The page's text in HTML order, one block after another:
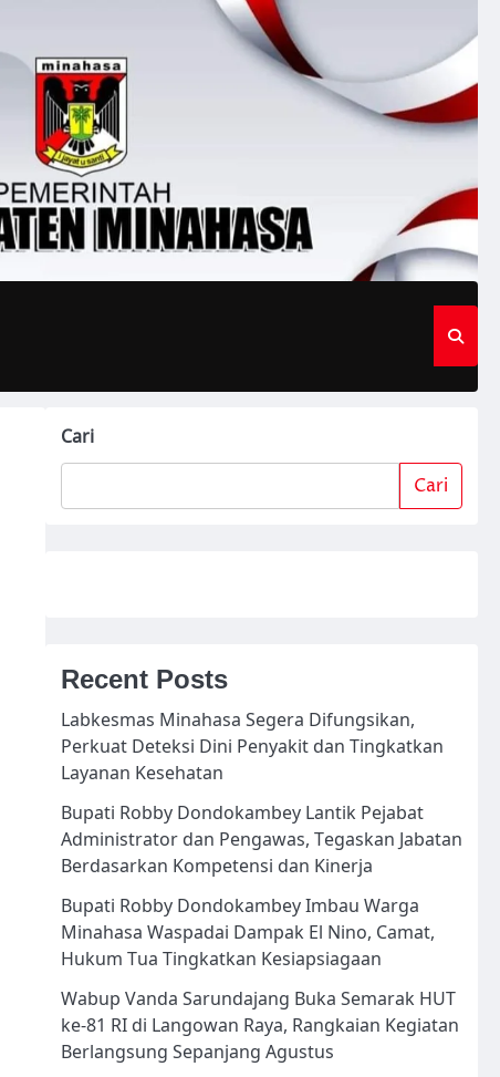
Cari
Cari
Recent Posts
Labkesmas Minahasa Segera Difungsikan,
Perkuat Deteksi Dini Penyakit dan Tingkatkan
Layanan Kesehatan
Bupati Robby Dondokambey Lantik Pejabat
Administrator dan Pengawas, Tegaskan Jabatan
Berdasarkan Kompetensi dan Kinerja
Bupati Robby Dondokambey Imbau Warga
Minahasa Waspadai Dampak El Nino, Camat,
Hukum Tua Tingkatkan Kesiapsiagaan
Wabup Vanda Sarundajang Buka Semarak HUT
ke-81 RI di Langowan Raya, Rangkaian Kegiatan
Berlangsung Sepanjang Agustus